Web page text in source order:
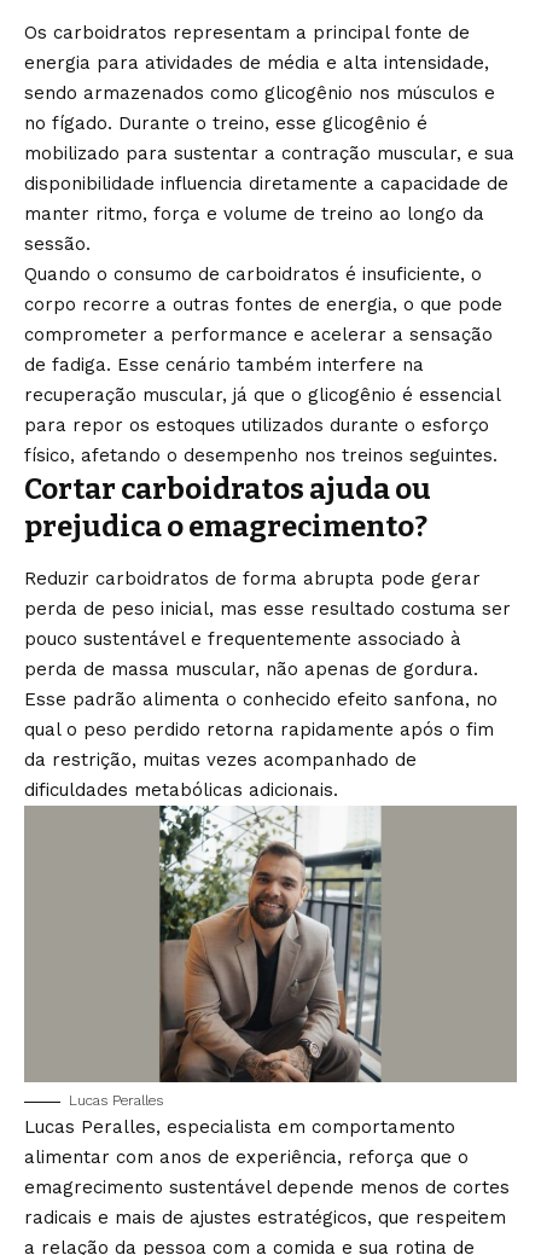
Os carboidratos representam a principal fonte de
energia para atividades de média e alta intensidade,
sendo armazenados como glicogênio nos músculos e
no fígado. Durante o treino, esse glicogênio é
mobilizado para sustentar a contração muscular, e sua
disponibilidade influencia diretamente a capacidade de
manter ritmo, força e volume de treino ao longo da
sessão.
Quando o consumo de carboidratos é insuficiente, o
corpo recorre a outras fontes de energia, o que pode
comprometer a performance e acelerar a sensação
de fadiga. Esse cenário também interfere na
recuperação muscular, já que o glicogênio é essencial
para repor os estoques utilizados durante o esforço
físico, afetando o desempenho nos treinos seguintes.
Cortar carboidratos ajuda ou
prejudica o emagrecimento?
Reduzir carboidratos de forma abrupta pode gerar
perda de peso inicial, mas esse resultado costuma ser
pouco sustentável e frequentemente associado à
perda de massa muscular, não apenas de gordura.
Esse padrão alimenta o conhecido efeito sanfona, no
qual o peso perdido retorna rapidamente após o fim
da restrição, muitas vezes acompanhado de
dificuldades metabólicas adicionais.
Lucas Peralles
Lucas Peralles, especialista em comportamento
alimentar com anos de experiência, reforça que o
emagrecimento sustentável depende menos de cortes
radicais e mais de ajustes estratégicos, que respeitem
a relação da pessoa com a comida e sua rotina de